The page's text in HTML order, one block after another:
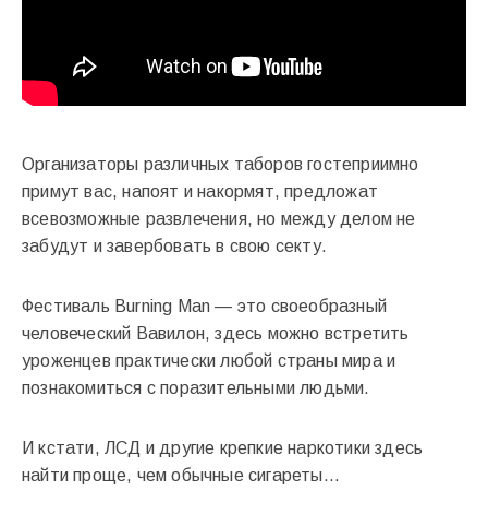
Организаторы различных таборов гостеприимно
примут вас, напоят и накормят, предложат
всевозможные развлечения, но между делом не
забудут и завербовать в свою секту.
Фестиваль Burning Man — это своеобразный
человеческий Вавилон, здесь можно встретить
уроженцев практически любой страны мира и
познакомиться с поразительными людьми.
И кстати, ЛСД и другие крепкие наркотики здесь
найти проще, чем обычные сигареты…